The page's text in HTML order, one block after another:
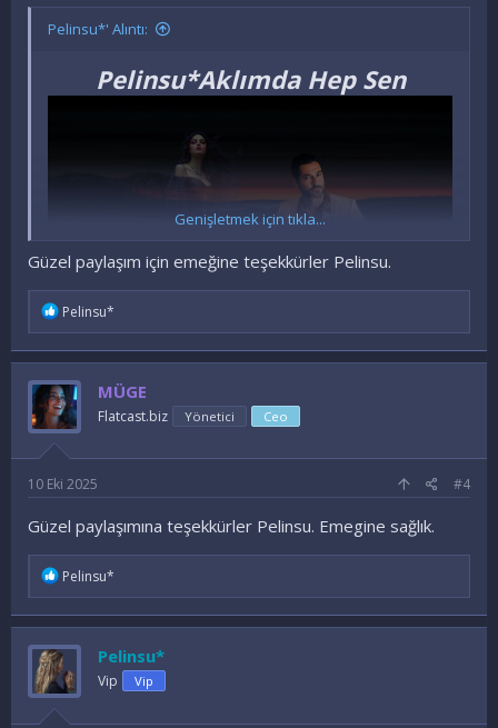
Pelinsu*' Alıntı:
Pelinsu*Aklımda Hep Sen
Genişletmek için tıkla...
Güzel paylaşım için emeğine teşekkürler Pelinsu.
İ
d
e
l
e
r
:
Pelinsu*
MÜGE
Flatcast.biz Yönetici Ceo
10 Eki 2025 #4
Güzel paylaşımına teşekkürler Pelinsu. Emegine sağlık.
İ
d
e
l
e
r
:
Pelinsu*
Pelinsu*
Vip Vip